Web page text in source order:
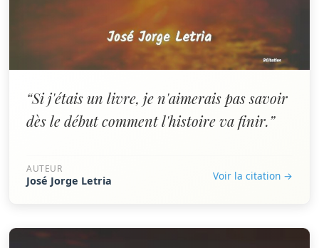
“Si j'étais un livre, je n'aimerais pas savoir
dès le début comment l'histoire va finir.”
AUTEUR
José Jorge Letria Voir la citation →